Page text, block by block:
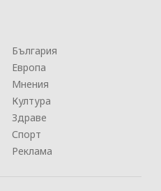
България
Европа
Мнения
Култура
Здраве
Спорт
Реклама